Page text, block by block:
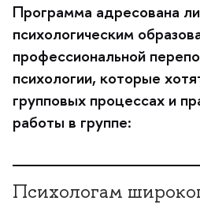
Программа адресована
психологическим
профессиональной
психологии, которые
рупповых процессах и
работы в группе:
Психологам